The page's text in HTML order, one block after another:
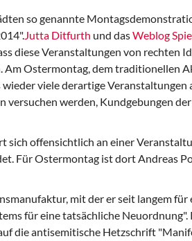
so genannte
Jutta Ditfurth und dasWeblog
diese Veranstaltungen von rechten
Ostermontag, dem traditionellen
viele derartige Veranstaltungen
versuchen werden, Kundgebungen der
sich offensichtlich an einer
Für Ostermontag ist dort Andreas
mit der er seit langem für
für eine tatsächliche Neuordnung".
die antisemitische Hetzschrift